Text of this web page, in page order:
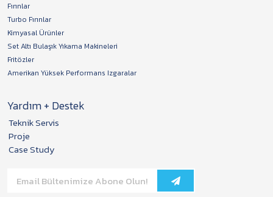
Fırınlar
Turbo Fırınlar
Kimyasal Ürünler
Set Altı Bulaşık Yıkama Makineleri
Fritözler
Amerikan Yüksek Performans Izgaralar
Yardım + Destek
Teknik Servis
Proje
Case Study